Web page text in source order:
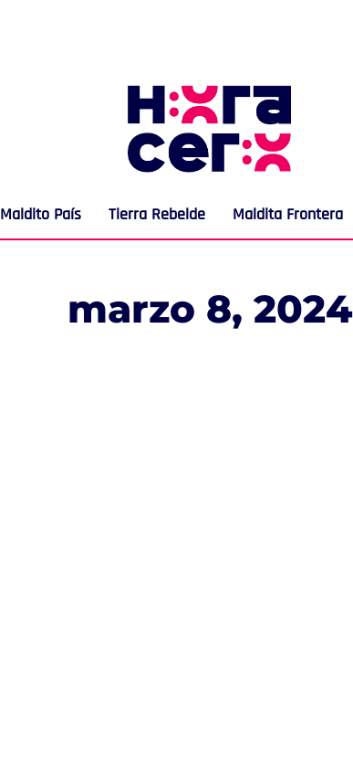
Maldito País Tierra Rebelde Maldita Frontera
marzo 8, 2024